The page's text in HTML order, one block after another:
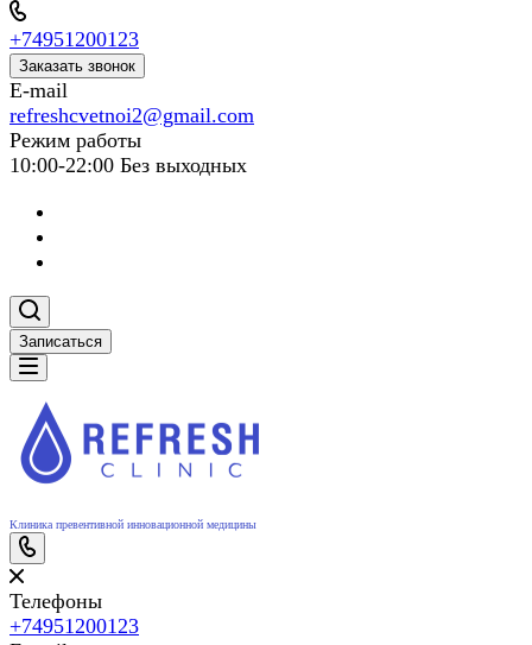
+74951200123
Заказать звонок
E-mail
refreshcvetnoi2@gmail.com
Режим работы
10:00-22:00 Без выходных
Записаться
Клиника превентивной инновационной медицины
Телефоны
+74951200123